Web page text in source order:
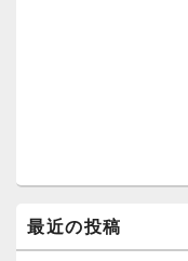
最近の投稿